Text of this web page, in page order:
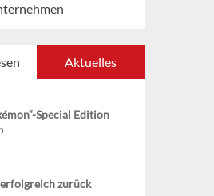
Aktuelles
Special Edition
zurück